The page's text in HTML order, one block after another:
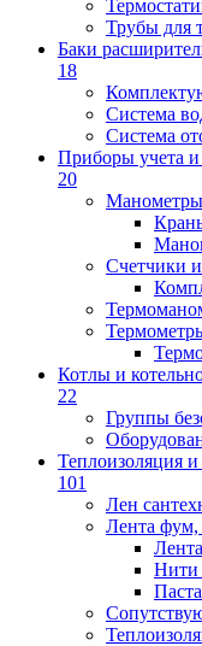
Трубы для
Баки
18
Система
Система
Приборы учета
20
Счетчики
Котлы и
22
Группы
Теплоизоляция
101
Лен
Лента фум,
Нити